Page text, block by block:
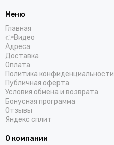
Меню
Главная
👉Видео
Адреса
Доставка
Оплата
Политика конфиденциальности
Публичная оферта
Условия обмена и возврата
Бонусная программа
Отзывы
Яндекс сплит
О компании